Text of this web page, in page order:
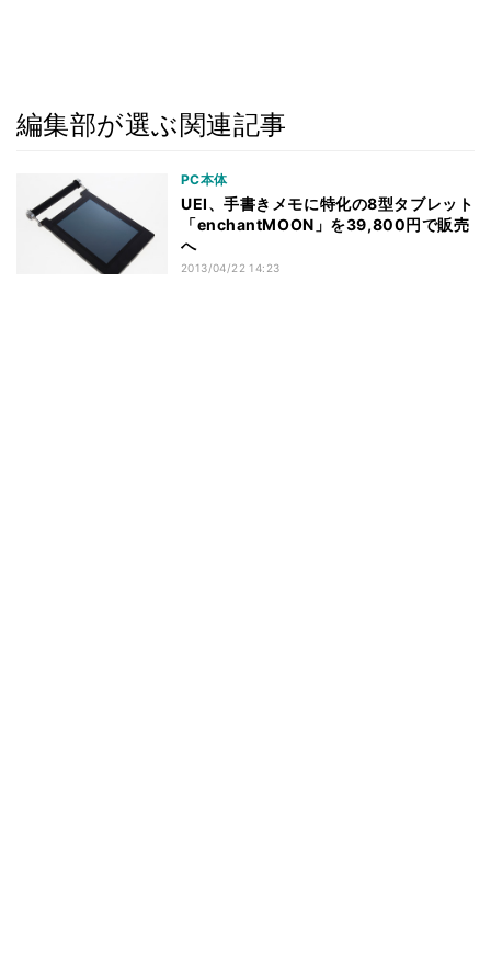
編集部が選ぶ関連記事
PC本体
UEI、手書きメモに特化の8型タブレット
「enchantMOON」を39,800円で販売
へ
2013/04/22 14:23